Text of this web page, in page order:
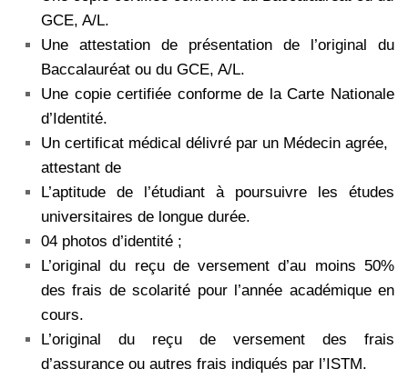
GCE, A/L.
Une attestation de présentation de l’original du
Baccalauréat ou du GCE, A/L.
Une copie certifiée conforme de la Carte Nationale
d’Identité.
Un certificat médical délivré par un Médecin agrée,
attestant de
L’aptitude de l’étudiant à poursuivre les études
universitaires de longue durée.
04 photos d’identité ;
L’original du reçu de versement d’au moins 50%
des frais de scolarité pour l’année académique en
cours.
L’original du reçu de versement des frais
d’assurance ou autres frais indiqués par l’ISTM.